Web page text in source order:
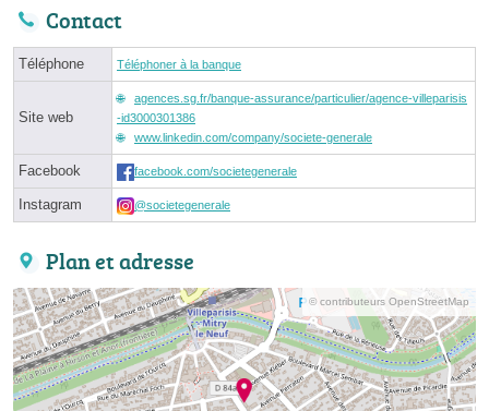
Contact
Téléphone Téléphoner à la banque
Site web
agences.sg.fr/banque-assurance/particulier/agence-villeparisis
-id3000301386
www.linkedin.com/company/societe-generale
Facebook facebook.com/societegenerale
Instagram @societegenerale
Plan et adresse
© contributeurs OpenStreetMap